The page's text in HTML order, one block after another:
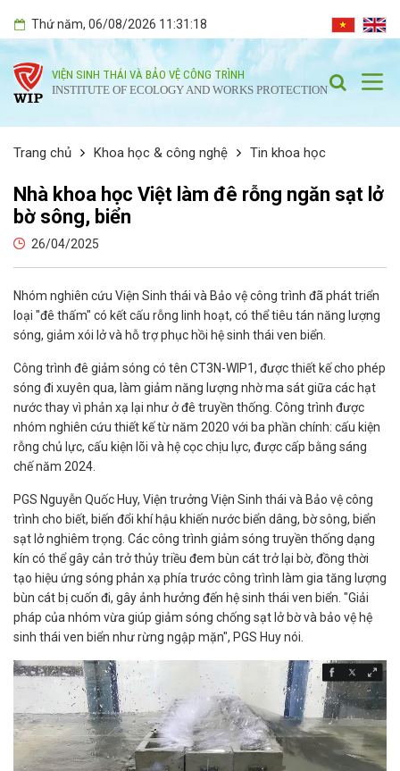
Thứ năm, 06/08/2026 11:31:19
VIỆN SINH THÁI VÀ BẢO VỆ CÔNG TRÌNH
INSTITUTE OF ECOLOGY AND WORKS PROTECTION
Trang chủ Khoa học & công nghệ Tin khoa học
Nhà khoa học Việt làm đê rỗng ngăn sạt lở
bờ sông, biển
26/04/2025
Nhóm nghiên cứu Viện Sinh thái và Bảo vệ công trình đã phát triển
loại "đê thấm" có kết cấu rỗng linh hoạt, có thể tiêu tán năng lượng
sóng, giảm xói lở và hỗ trợ phục hồi hệ sinh thái ven biển.
Công trình đê giảm sóng có tên CT3N-WIP1, được thiết kế cho phép
sóng đi xuyên qua, làm giảm năng lượng nhờ ma sát giữa các hạt
nước thay vì phản xạ lại như ở đê truyền thống. Công trình được
nhóm nghiên cứu thiết kế từ năm 2020 với ba phần chính: cấu kiện
rỗng chủ lực, cấu kiện lõi và hệ cọc chịu lực, được cấp bằng sáng
chế năm 2024.
PGS Nguyễn Quốc Huy, Viện trưởng Viện Sinh thái và Bảo vệ công
trình cho biết, biến đổi khí hậu khiến nước biển dâng, bờ sông, biển
sạt lở nghiêm trọng. Các công trình giảm sóng truyền thống dạng
kín có thể gây cản trở thủy triều đem bùn cát trở lại bờ, đồng thời
tạo hiệu ứng sóng phản xạ phía trước công trình làm gia tăng lượng
bùn cát bị cuốn đi, gây ảnh hưởng đến hệ sinh thái ven biển. "Giải
pháp của nhóm vừa giúp giảm sóng chống sạt lở bờ và bảo vệ hệ
sinh thái ven biển như rừng ngập mặn", PGS Huy nói.